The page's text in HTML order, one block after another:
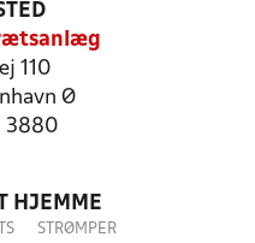
110
Ø
3880
HJEMME
STRØMPER